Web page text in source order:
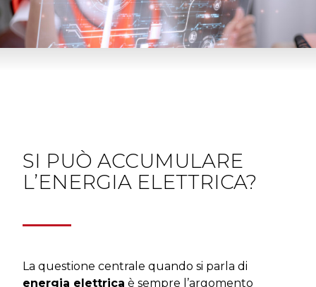
SI PUÒ ACCUMULARE
L’ENERGIA ELETTRICA?
La questione centrale quando si parla di
energia elettrica è sempre l’argomento